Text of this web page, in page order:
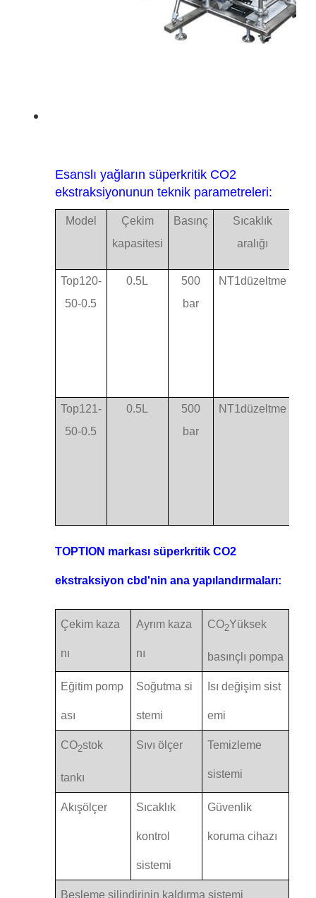
Esanslı yağların süperkritik CO2
ekstraksiyonunun teknik parametreleri:
Model
Çekim
kapasitesi
Basınç
Sıcaklık
aralığı
Top120-
50-0.5
0.5L
500
bar
NT1düzeltme
Top121-
50-0.5
0.5L
500
bar
NT1düzeltme
TOPTION markası süperkritik CO2
ekstraksiyon cbd'nin ana yapılandırmaları:
Çekim kaza
nı
Ayrım kaza
nı
CO2Yüksek
basınçlı pompa
Eğitim pomp
ası
Soğutma si
stemi
Isı değişim sist
emi
CO2stok
tankı
Sıvı ölçer Temizleme
sistemi
Akışölçer Sıcaklık
kontrol
sistemi
Güvenlik
koruma cihazı
Besleme silindirinin kaldırma sistemi